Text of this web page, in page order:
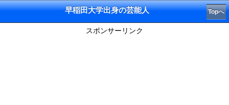
早稲田大学出身の芸能人 Topへ
スポンサーリンク